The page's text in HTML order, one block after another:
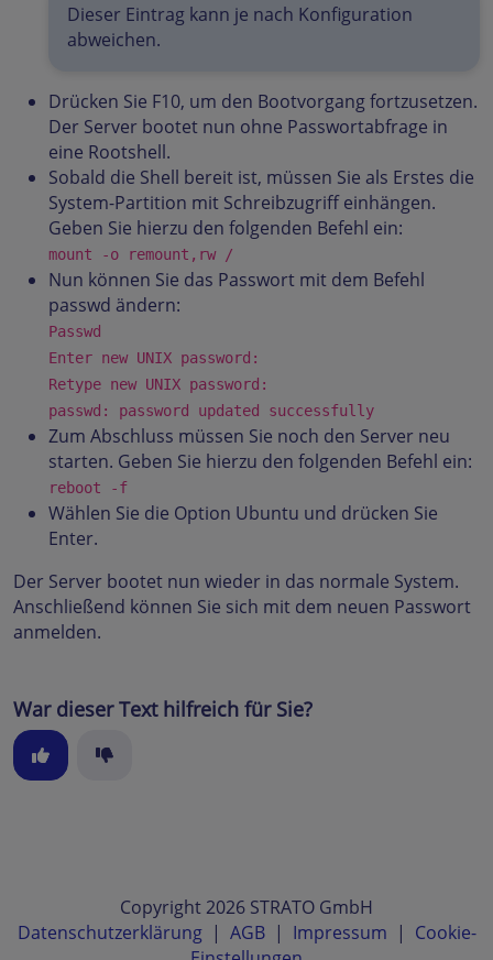
Dieser Eintrag kann je nach Konfiguration
abweichen.
Drücken Sie F10, um den Bootvorgang fortzusetzen.
Der Server bootet nun ohne Passwortabfrage in
eine Rootshell.
Sobald die Shell bereit ist, müssen Sie als Erstes die
System-Partition mit Schreibzugriff einhängen.
Geben Sie hierzu den folgenden Befehl ein:
mount -o remount,rw /
Nun können Sie das Passwort mit dem Befehl
passwd ändern:
Passwd
Enter new UNIX password:
Retype new UNIX password:
passwd: password updated successfully
Zum Abschluss müssen Sie noch den Server neu
starten. Geben Sie hierzu den folgenden Befehl ein:
reboot -f
Wählen Sie die Option Ubuntu und drücken Sie
Enter.
Der Server bootet nun wieder in das normale System.
Anschließend können Sie sich mit dem neuen Passwort
anmelden.
War dieser Text hilfreich für Sie?
Copyright 2026 STRATO GmbH
Datenschutzerklärung | AGB | Impressum | Cookie-